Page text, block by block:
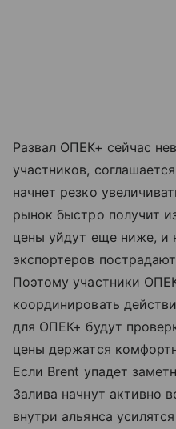
Развал ОПЕК+ сейчас
участников,
начнет резко
рынок быстро получит
цены уйдут еще ниже, и
экспортеров
Поэтому участники
координировать
для ОПЕК+ будут
цены держатся
Если Brent упадет
Залива начнут активно
внутри альянса